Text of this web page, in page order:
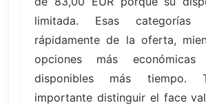
limitada. Esas categorías
rápidamente de la oferta,
opciones más económicas
disponibles más tiempo.
importante distinguir el face